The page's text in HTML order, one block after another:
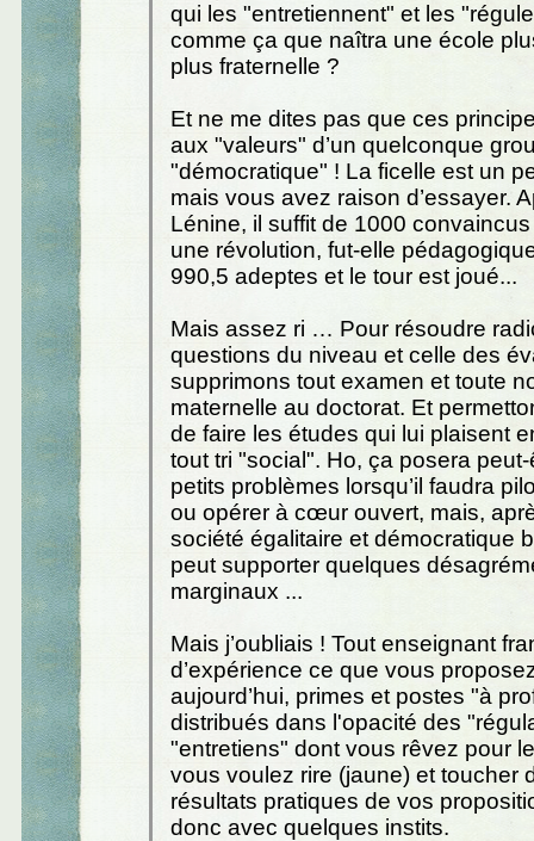
qui les "entretiennent" et les
comme ça que naîtra une école
plus fraternelle ?
Et ne me dites pas que ces
aux "valeurs" d’un quelconque
"démocratique" ! La ficelle est un
mais vous avez raison d’essayer.
Lénine, il suffit de 1000
une révolution, fut-elle
990,5 adeptes et le tour est joué...
Mais assez ri … Pour résoudre
questions du niveau et celle des
supprimons tout examen et toute
maternelle au doctorat. Et
de faire les études qui lui plaisent
tout tri "social". Ho, ça posera
petits problèmes lorsqu’il faudra
ou opérer à cœur ouvert, mais,
société égalitaire et démocratique
peut supporter quelques
marginaux ...
Mais j’oubliais ! Tout enseignant
d’expérience ce que vous
aujourd’hui, primes et postes "à
distribués dans l'opacité des
"entretiens" dont vous rêvez pour
vous voulez rire (jaune) et toucher
résultats pratiques de vos
donc avec quelques instits.